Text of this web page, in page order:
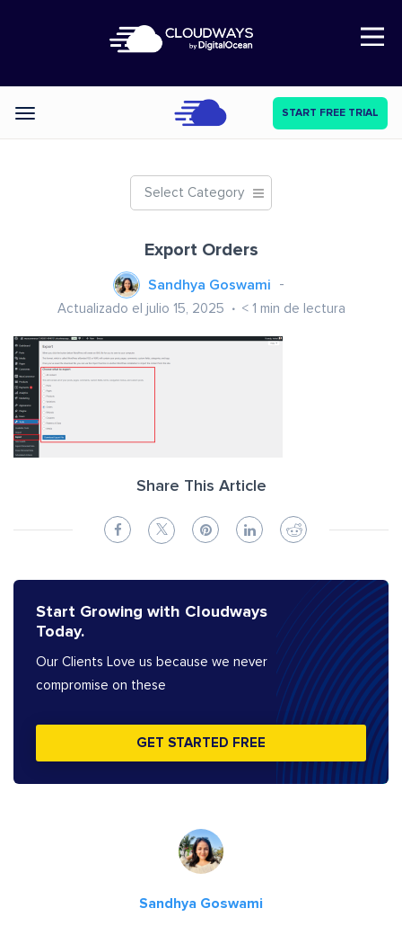
Open Nav
Categories START FREE TRIAL
Select Category
Export Orders
Sandhya Goswami
Actualizado el julio 15, 2025 < 1 min de lectura
Share This Article
Start Growing with Cloudways
Today.
Our Clients Love us because we never
compromise on these
GET STARTED FREE
Sandhya Goswami